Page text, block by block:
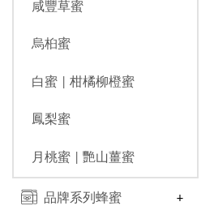
咸豐草蜜
烏桕蜜
白蜜 | 柑橘柳橙蜜
鳳梨蜜
月桃蜜 | 艷山薑蜜
品牌系列蜂蜜